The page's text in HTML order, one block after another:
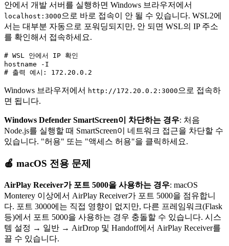
안에서 개발 서버를 실행하면 Windows 브라우저에서
localhost:3000 으로 바로 접속이 안 될 수 있습니다. WSL2에
서는 대부분 자동으로 포워딩되지만, 안 되면 WSL의 IP 주소
를 확인해서 접속하세요.
# WSL 안에서 IP 확인
hostname -I
Windows 브라우저에서 http://172.20.0.2:3000 으로 접속하
면 됩니다.
Windows Defender SmartScreen이 차단하는 경우: 처음
Node.js를 실행할 때 SmartScreen이 네트워크 접근을 차단할 수
있습니다. "허용" 또는 "액세스 허용"을 클릭하세요.
🍎 macOS 전용 문제
AirPlay Receiver가 포트 5000을 사용하는 경우: macOS
Monterey 이상에서 AirPlay Receiver가 포트 5000을 점유합니
다. 포트 3000에는 직접 영향이 없지만, 다른 프레임워크(Flask
등)에서 포트 5000을 사용하는 경우 충돌할 수 있습니다. 시스
템 설정 → 일반 → AirDrop 및 Handoff에서 AirPlay Receiver를
끌 수 있습니다.